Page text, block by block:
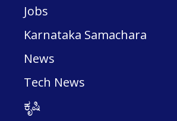
Jobs
Karnataka Samachara
News
Tech News
ಕೃಷಿ